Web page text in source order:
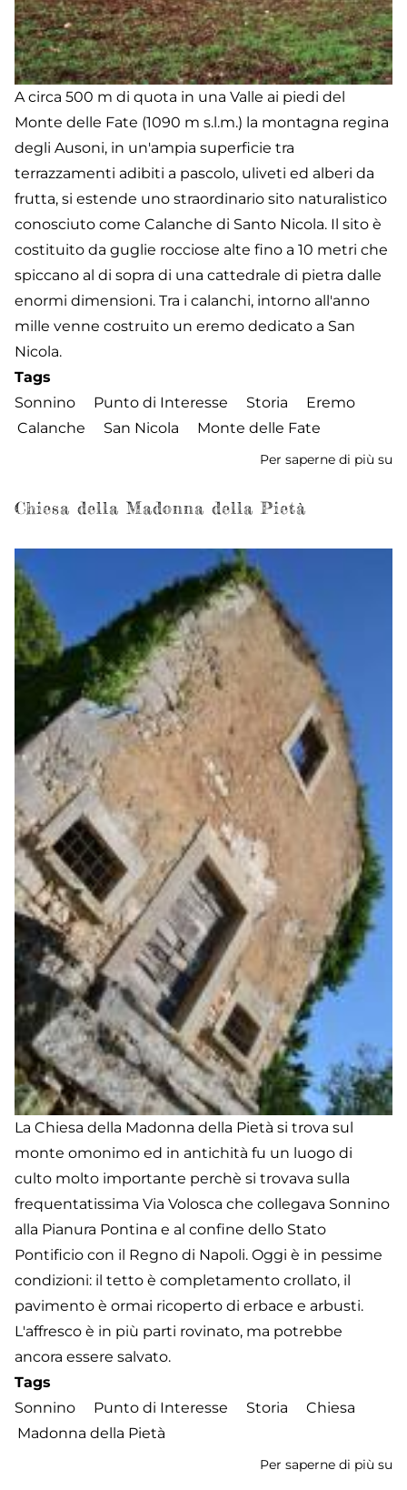
A circa 500 m di quota in una Valle ai piedi del
Monte delle Fate (1090 m s.l.m.) la montagna regina
degli Ausoni, in un'ampia superficie tra
terrazzamenti adibiti a pascolo, uliveti ed alberi da
frutta, si estende uno straordinario sito naturalistico
conosciuto come Calanche di Santo Nicola. Il sito è
costituito da guglie rocciose alte fino a 10 metri che
spiccano al di sopra di una cattedrale di pietra dalle
enormi dimensioni. Tra i calanchi, intorno all'anno
mille venne costruito un eremo dedicato a San
Nicola.
Tags
Sonnino
Punto di Interesse Storia
Eremo
Calanche
San Nicola Monte delle Fate
Per saperne di più su
Chiesa della Madonna della Pietà
La Chiesa della Madonna della Pietà si trova sul
monte omonimo ed in antichità fu un luogo di
culto molto importante perchè si trovava sulla
frequentatissima Via Volosca che collegava Sonnino
alla Pianura Pontina e al confine dello Stato
Pontificio con il Regno di Napoli. Oggi è in pessime
condizioni: il tetto è completamento crollato, il
pavimento è ormai ricoperto di erbace e arbusti.
L'affresco è in più parti rovinato, ma potrebbe
ancora essere salvato.
Tags
Sonnino
Punto di Interesse Storia
Chiesa
Madonna della Pietà
Per saperne di più su